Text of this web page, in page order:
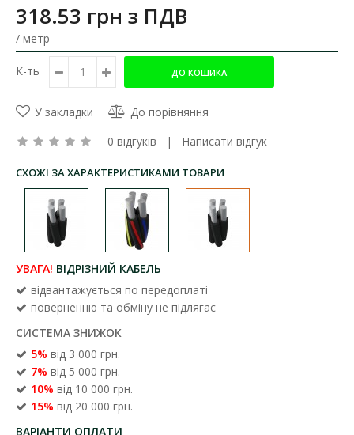
318.53 грн з ПДВ
/ метр
К-ть
У закладки
До порівняння
0 відгуків | Написати відгук
СХОЖІ ЗА ХАРАКТЕРИСТИКАМИ ТОВАРИ
УВАГА! ВІДРІЗНИЙ КАБЕЛЬ
відвантажується по передоплаті
поверненню та обміну не підлягає
СИСТЕМА ЗНИЖОК
5% від 3 000 грн.
7% від 5 000 грн.
10% від 10 000 грн.
15% від 20 000 грн.
ВАРІАНТИ ОПЛАТИ